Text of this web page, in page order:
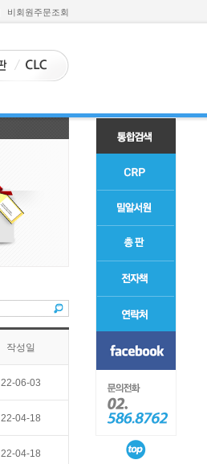
비회원주문조회
작성일
22-06-03
22-04-18
22-04-18